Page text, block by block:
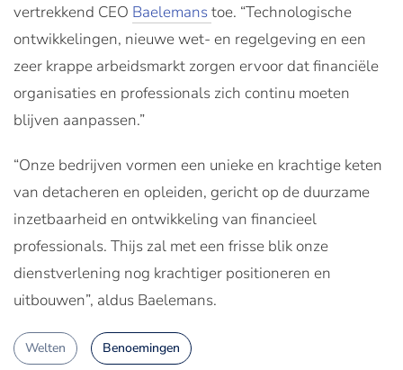
vertrekkend CEO Baelemanstoe. “Technologische
ontwikkelingen, nieuwe wet- en regelgeving en een
zeer krappe arbeidsmarkt zorgen ervoor dat financiële
organisaties en professionals zich continu moeten
blijven aanpassen.”
“Onze bedrijven vormen een unieke en krachtige keten
van detacheren en opleiden, gericht op de duurzame
inzetbaarheid en ontwikkeling van financieel
professionals. Thijs zal met een frisse blik onze
dienstverlening nog krachtiger positioneren en
uitbouwen”, aldus Baelemans.
Welten Benoemingen